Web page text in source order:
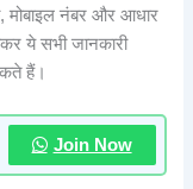
नंबर और आधार
ये सभी जानकारी
हैं।
Join Now